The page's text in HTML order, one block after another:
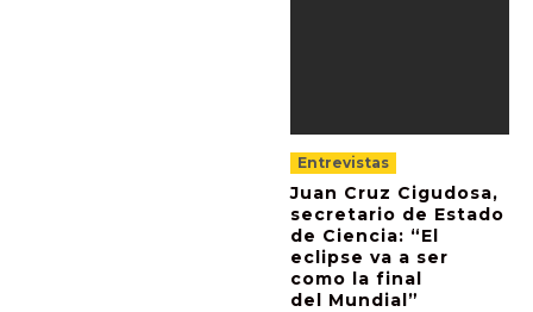
Entrevistas
Juan Cruz Cigudosa,
secretario de Estado
de Ciencia: “El
eclipse va a ser
como la final
del Mundial”